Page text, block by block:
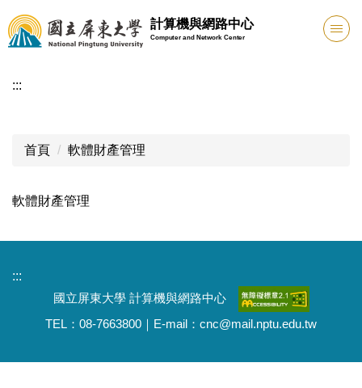
跳
到
主
內
計算機與網路中心
Computer and Network Center
:::
首頁 軟體財產管理
軟體財產管理
:::
國立屏東大學 計算機與網路中心
TEL：08-7663800｜E-mail：cnc@mail.nptu.edu.tw